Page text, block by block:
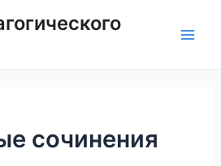
сочинения